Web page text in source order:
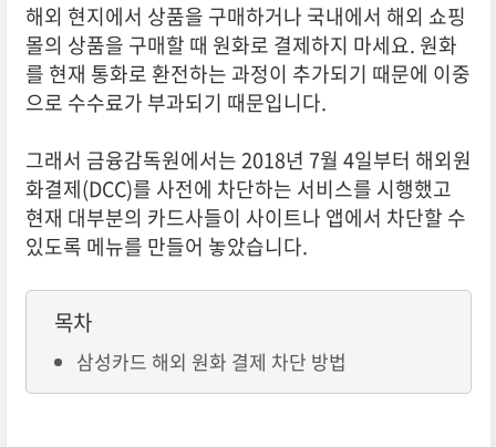
해외 현지에서 상품을 구매하거나 국내에서 해외 쇼핑
몰의 상품을 구매할 때 원화로 결제하지 마세요. 원화
를 현재 통화로 환전하는 과정이 추가되기 때문에 이중
으로 수수료가 부과되기 때문입니다.
그래서 금융감독원에서는 2018년 7월 4일부터 해외원
화결제(DCC)를 사전에 차단하는 서비스를 시행했고
현재 대부분의 카드사들이 사이트나 앱에서 차단할 수
있도록 메뉴를 만들어 놓았습니다.
목차
삼성카드 해외 원화 결제 차단 방법